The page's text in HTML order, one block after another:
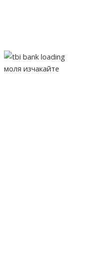
моля изчакайте